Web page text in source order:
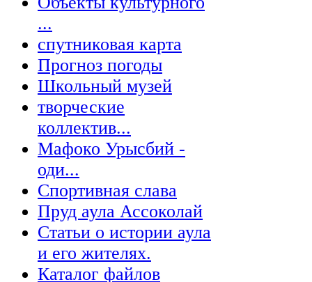
...
спутниковая карта
Прогноз погоды
Школьный музей
творческие
коллектив...
Мафоко Урысбий -
оди...
Спортивная слава
Пруд аула Ассоколай
Статьи о истории аула
и его жителях.
Каталог файлов